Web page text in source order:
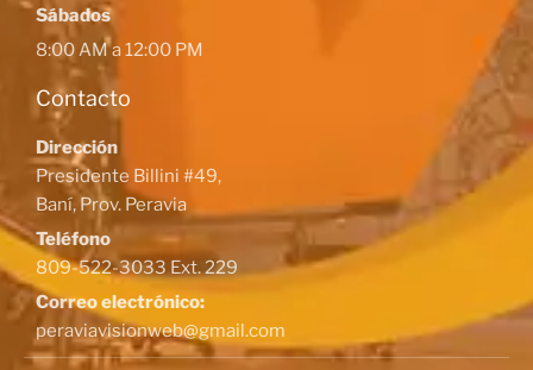
Sábados
8:00 AM a 12:00 PM
Contacto
Dirección
Presidente Billini #49,
Baní, Prov. Peravia
Teléfono
809-522-3033 Ext. 229
Correo electrónico:
peraviavisionweb@gmail.com